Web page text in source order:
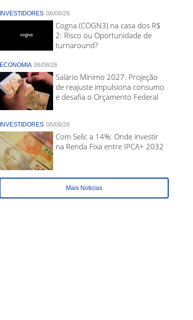
INVESTIDORES 06/08/26
Cogna (COGN3) na casa dos R$
2: Risco ou Oportunidade de
turnaround?
ECONOMIA 06/08/26
Salário Mínimo 2027: Projeção
de reajuste impulsiona consumo
e desafia o Orçamento Federal
INVESTIDORES 06/08/26
Com Selic a 14%: Onde investir
na Renda Fixa entre IPCA+ 2032
Mais Noticias